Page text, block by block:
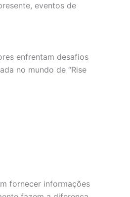
eventos de
enfrentam desafios
no mundo de “Rise
fornecer informações